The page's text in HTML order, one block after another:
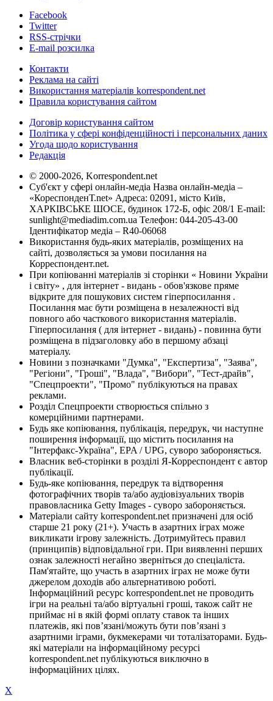
Facebook
Twitter
RSS-стрічки
E-mail розсилка
Контакти
Реклама на сайті
Використання матеріалів korrespondent.net
Правила користування сайтом
Договір користування сайтом
Політика у сфері конфіденційності і персональних даних
Угода щодо користування
Редакція
© 2000-2026, Korrespondent.net
Суб'єкт у сфері онлайн-медіа Назва онлайн-медіа –
«КореспонденТ.net» Адреса: 02091, місто Київ,
ХАРКІВСЬКЕ ШОСЕ, будинок 172-Б, офіс 208/1 E-mail:
sunlight@mediadim.com.ua Телефон: 044-205-43-00
Ідентифікатор медіа – R40-06068
Використання будь-яких матеріалів, розміщених на
сайті, дозволяється за умови посилання на
Корреспондент.net.
При копіюванні матеріалів зі сторінки « Новини України
і світу» , для інтернет - видань - обов'язкове пряме
відкрите для пошукових систем гіперпосилання .
Посилання має бути розміщена в незалежності від
повного або часткового використання матеріалів.
Гіперпосилання ( для інтернет - видань) - повинна бути
розміщена в підзаголовку або в першому абзаці
матеріалу.
Новини з позначками "Думка", "Експертиза", "Заява",
"Регіони", "Гроші", "Влада", "Вибори", "Тест-драйв",
"Спецпроекти", "Промо" публікуються на правах
реклами.
Розділ Спецпроекти створюється спільно з
комерційними партнерами.
Будь яке копіювання, публікація, передрук, чи наступне
поширення інформації, що містить посилання на
"Інтерфакс-Україна", EPA / UPG, суворо забороняється.
Власник веб-сторінки в розділі Я-Корреспондент є автор
публікації.
Будь-яке копіювання, передрук та відтворення
фотографічних творів та/або аудіовізуальних творів
правовласника Getty Images - суворо забороняється.
Матеріали сайту korrespondent.net призначені для осіб
старше 21 року (21+). Участь в азартних іграх може
викликати ігрову залежність. Дотримуйтесь правил
(принципів) відповідальної гри. При виявленні перших
ознак залежності негайно зверніться до спеціаліста.
Пам'ятайте, що участь в азартних іграх не може бути
джерелом доходів або альтернативою роботі.
Інформаційний ресурс korrespondent.net не проводить
ігри на реальні та/або віртуальні гроші, також сайт не
приймає ні в якій формі оплату ставок та інших
платежів, які пов’язані/можуть бути пов’язані з
азартними іграми, букмекерами чи тоталізаторами. Будь-
які матеріали на інформаційному ресурсі
korrespondent.net публікуються виключно в
інформаційних цілях.
X